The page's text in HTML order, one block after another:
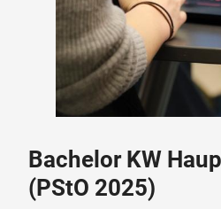
Bachelor KW
(PStO 2025)